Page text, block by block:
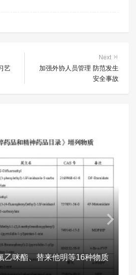
艺
Next
加强外协人员管理 防范发生
安全事故
乙咪酯、替来他明等16种物质